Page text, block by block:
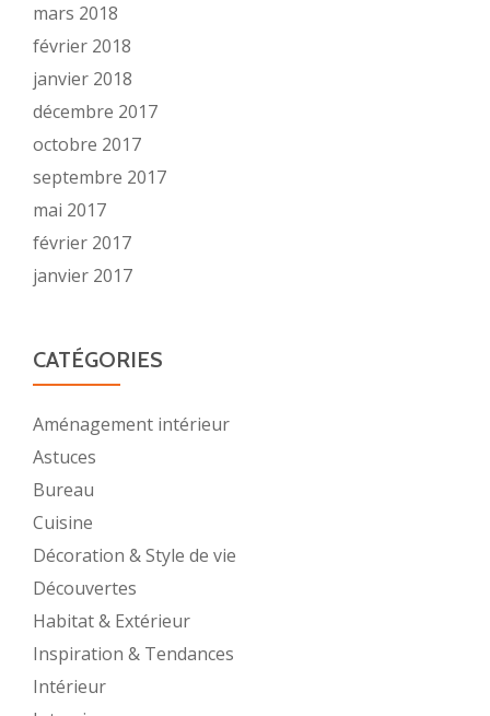
mars 2018
février 2018
janvier 2018
décembre 2017
octobre 2017
septembre 2017
mai 2017
février 2017
janvier 2017
CATÉGORIES
Aménagement intérieur
Astuces
Bureau
Cuisine
Décoration & Style de vie
Découvertes
Habitat & Extérieur
Inspiration & Tendances
Intérieur